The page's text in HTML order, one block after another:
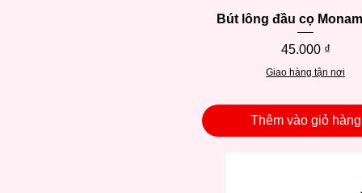
Xem nhanh
Bút lông đầu cọ
Giá
45.000 ₫
Giao hàng tận nơi
Thêm vào giỏ hàng